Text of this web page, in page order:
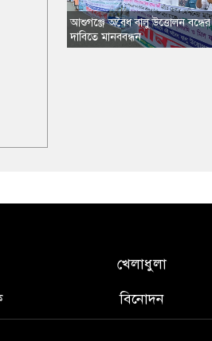
​আশুগঞ্জে অবৈধ বালু উত্তোলন বন্ধের
দাবিতে মানববন্ধন
খেলাধুলা
বিনোদন